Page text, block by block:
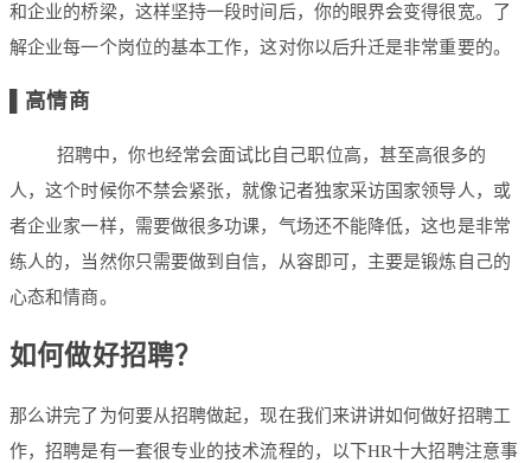
和企业的桥梁，这样坚持一段时间后，你的眼界会变得很宽。了
解企业每一个岗位的基本工作，这对你以后升迁是非常重要的。
高情商
招聘中，你也经常会面试比自己职位高，甚至高很多的
人，这个时候你不禁会紧张，就像记者独家采访国家领导人，或
者企业家一样，需要做很多功课，气场还不能降低，这也是非常
练人的，当然你只需要做到自信，从容即可，主要是锻炼自己的
心态和情商。
如何做好招聘？
那么讲完了为何要从招聘做起，现在我们来讲讲如何做好招聘工
作，招聘是有一套很专业的技术流程的，以下HR十大招聘注意事